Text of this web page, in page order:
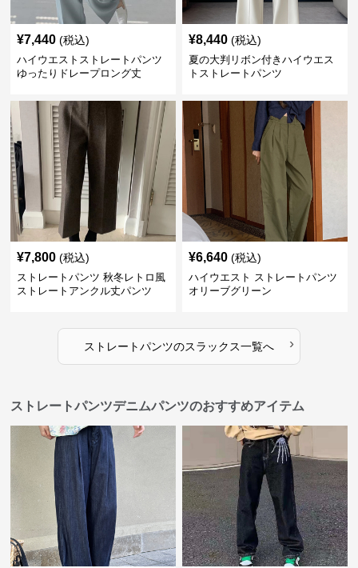
¥7,440 (税込)
ハイウエストストレートパンツ
ゆったりドレープロング丈
¥8,440 (税込)
夏の大判リボン付きハイウエス
トストレートパンツ
¥7,800 (税込)
ストレートパンツ 秋冬レトロ風
ストレートアンクル丈パンツ
¥6,640 (税込)
ハイウエスト ストレートパンツ
オリーブグリーン
ストレートパンツのスラックス一覧へ ›
ストレートパンツデニムパンツのおすすめアイテム